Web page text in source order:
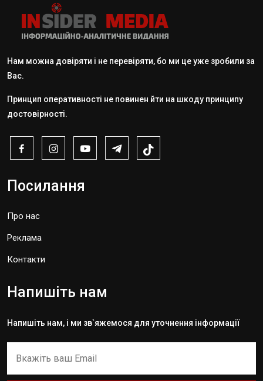
Нам можна довіряти і не перевіряти, бо ми це уже зробили за
Вас.
Принцип оперативності не повинен йти на шкоду принципу
достовірності.
Посилання
Про нас
Реклама
Контакти
Напишіть нам
Напишіть нам, і ми зв`яжемося для уточнення інформації